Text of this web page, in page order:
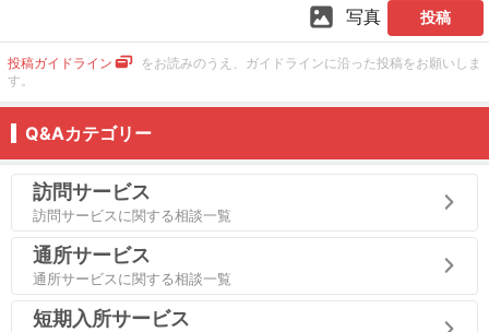
写真 投稿
投稿ガイドライン
をお読みのうえ、ガイドラインに沿った投稿をお願いしま
す。
Q&Aカテゴリー
訪問サービス
訪問サービスに関する相談一覧
通所サービス
通所サービスに関する相談一覧
短期入所サービス